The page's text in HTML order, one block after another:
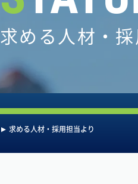
求める人材・
求める人材・採用担当より